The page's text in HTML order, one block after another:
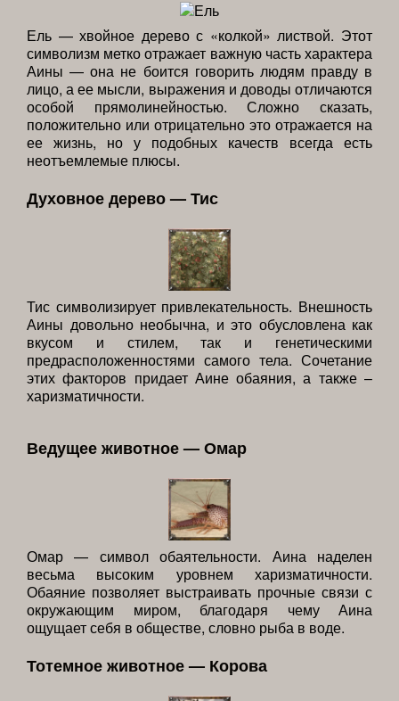
Ель — хвойное дерево с «колкой» листвой. Этот
символизм метко отражает важную часть характера
Аины — она не боится говорить людям правду в
лицо, а ее мысли, выражения и доводы отличаются
особой прямолинейностью. Сложно сказать,
положительно или отрицательно это отражается на
ее жизнь, но у подобных качеств всегда есть
неотъемлемые плюсы.
Духовное дерево — Тис
Тис символизирует привлекательность. Внешность
Аины довольно необычна, и это обусловлена как
вкусом и стилем, так и генетическими
предрасположенностями самого тела. Сочетание
этих факторов придает Аине обаяния, а также –
харизматичности.
Ведущее животное — Омар
Омар — символ обаятельности. Аина наделен
весьма высоким уровнем харизматичности.
Обаяние позволяет выстраивать прочные связи с
окружающим миром, благодаря чему Аина
ощущает себя в обществе, словно рыба в воде.
Тотемное животное — Корова